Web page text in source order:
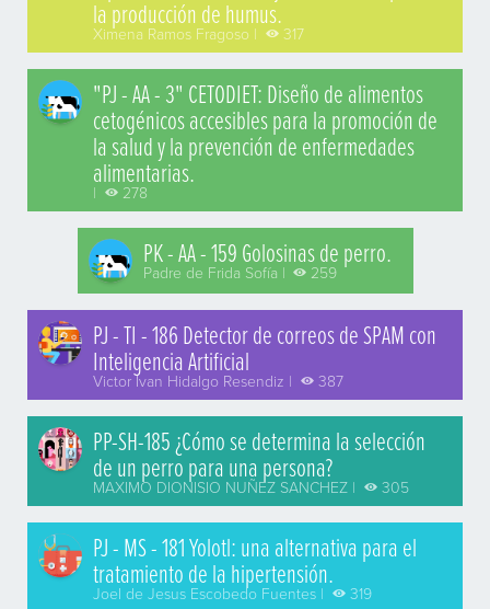
la producción de humus.
Ximena Ramos Fragoso | 317
"PJ - AA - 3" CETODIET: Diseño de alimentos
cetogénicos accesibles para la promoción de
la salud y la prevención de enfermedades
alimentarias.
| 278
PK - AA - 159 Golosinas de perro.
Padre de Frida Sofía | 259
PJ - TI - 186 Detector de correos de SPAM con
Inteligencia Artificial
Victor Ivan Hidalgo Resendiz | 387
PP-SH-185 ¿Cómo se determina la selección
de un perro para una persona?
MAXIMO DIONISIO NUÑEZ SANCHEZ | 305
PJ - MS - 181 Yolotl: una alternativa para el
tratamiento de la hipertensión.
Joel de Jesus Escobedo Fuentes | 319